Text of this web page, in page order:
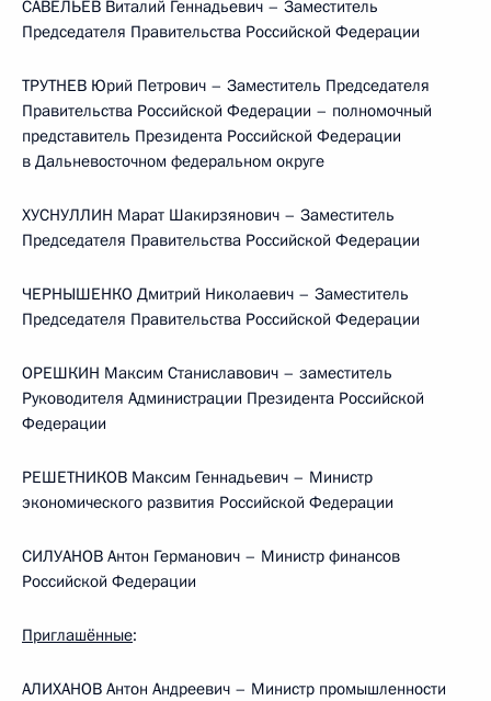
САВЕЛЬЕВ Виталий Геннадьевич – Заместитель
Председателя Правительства Российской Федерации
ТРУТНЕВ Юрий Петрович – Заместитель Председателя
Правительства Российской Федерации – полномочный
представитель Президента Российской Федерации
в Дальневосточном федеральном округе
ХУСНУЛЛИН Марат Шакирзянович – Заместитель
Председателя Правительства Российской Федерации
ЧЕРНЫШЕНКО Дмитрий Николаевич – Заместитель
Председателя Правительства Российской Федерации
ОРЕШКИН Максим Станиславович – заместитель
Руководителя Администрации Президента Российской
Федерации
РЕШЕТНИКОВ Максим Геннадьевич – Министр
экономического развития Российской Федерации
СИЛУАНОВ Антон Германович – Министр финансов
Российской Федерации
Приглашённые:
АЛИХАНОВ Антон Андреевич – Министр промышленности